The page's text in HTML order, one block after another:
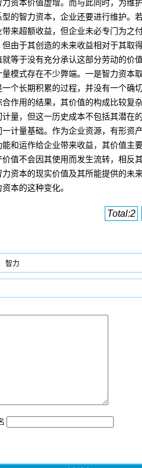
资本价值虚增。而与此同时，为
的智力资本，企业还要进行维护
来超额收益，但企业未必专门为
由于其创造的未来收益相对于其
等于没有充分承认这部分劳动的价
式存在不少弊端。一是智力资本
个长期积累的过程，并没有一个
作用的结果，其价值的构成比较
量，但这一历史成本不包括其潜
计量基础。作为企业资源，有形
和运作给企业带来收益，其价值
值不会因其使用而发生流转，相反
资本的现实价值及其所能提供的
本的这种变化。
Total:2
智力